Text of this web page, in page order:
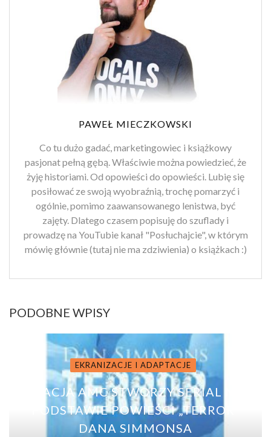
PAWEŁ MIECZKOWSKI
Co tu dużo gadać, marketingowiec i książkowy
pasjonat pełną gębą. Właściwie można powiedzieć, że
żyję historiami. Od opowieści do opowieści. Lubię się
posiłować ze swoją wyobraźnią, trochę pomarzyć i
ogólnie, pomimo zaawansowanego lenistwa, być
zajęty. Dlatego czasem popisuję do szuflady i
prowadzę na YouTubie kanał "Posłuchajcie", w którym
mówię głównie (tutaj nie ma zdziwienia) o książkach :)
PODOBNE WPISY
EKRANIZACJE I ADAPTACJE
STACJA AMC STWORZY SERIAL NA
PODSTAWIE POWIEŚCI „TERROR”
DANA SIMMONSA